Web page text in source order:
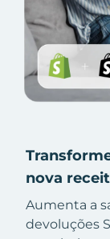
nova
Aumenta a
devoluções